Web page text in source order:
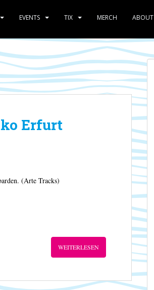
EVENTS TIX MERCH ABOUT
Erfurt
(Arte Tracks)
WEITERLESEN